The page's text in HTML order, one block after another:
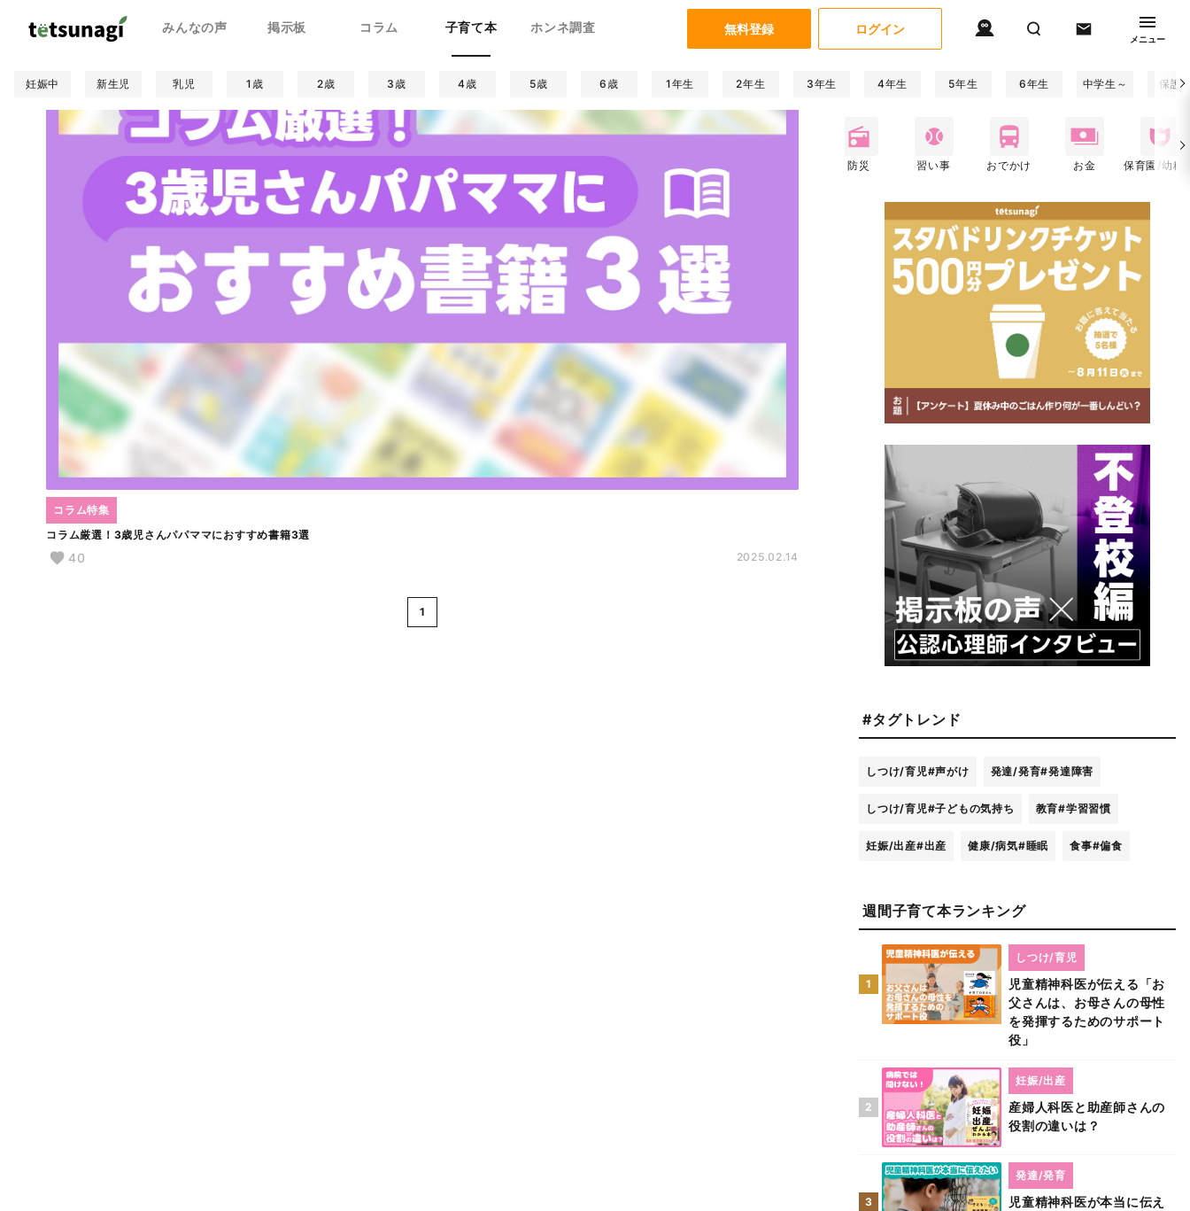
みんなの声 掲示板 コラム 子育て本 ホンネ調査 無料登録 ログイン
メニュー
妊娠中 新生児 乳児 1歳 2歳 3歳 4歳 5歳 6歳 1年生 2年生 3年生 4年生 5年生 6年生 中学生～ 保護
人間関係 学校 健康/病気 コラム特集 生活/暮らし 絵本 防災 習い事 おでかけ お金 保育園/幼稚
コラム厳選！3歳児さんパパママにおすすめ書籍3選
コラム特集
40 2025.02.14
1
#タグトレンド
しつけ/育児#声がけ 発達/発育#発達障害
しつけ/育児#子どもの気持ち 教育#学習習慣
妊娠/出産#出産 健康/病気#睡眠 食事#偏食
週間子育て本ランキング
1
児童精神科医が伝える「お
父さんは、お母さんの母性
を発揮するためのサポート
役」
しつけ/育児
2
産婦人科医と助産師さんの
役割の違いは？
妊娠/出産
3
児童精神科医が本当に伝え
発達/発育